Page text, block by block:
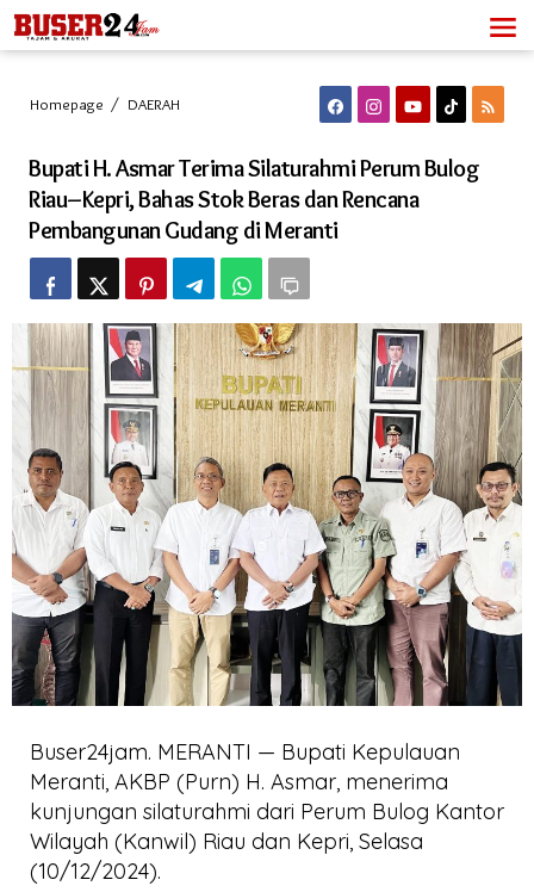
Lewati
ke
konten
Homepage / DAERAH
Terima
Silaturahmi
Perum
Bulog
Bahas
Beras
dan
Rencana
Pembangunan
Gudang
di
Meranti
Bupati H. Asmar Terima Silaturahmi Perum Bulog
Riau–Kepri, Bahas Stok Beras dan Rencana
Pembangunan Gudang di Meranti
Buser24jam. MERANTI — Bupati Kepulauan
Meranti, AKBP (Purn) H. Asmar, menerima
kunjungan silaturahmi dari Perum Bulog Kantor
Wilayah (Kanwil) Riau dan Kepri, Selasa
(10/12/2024).